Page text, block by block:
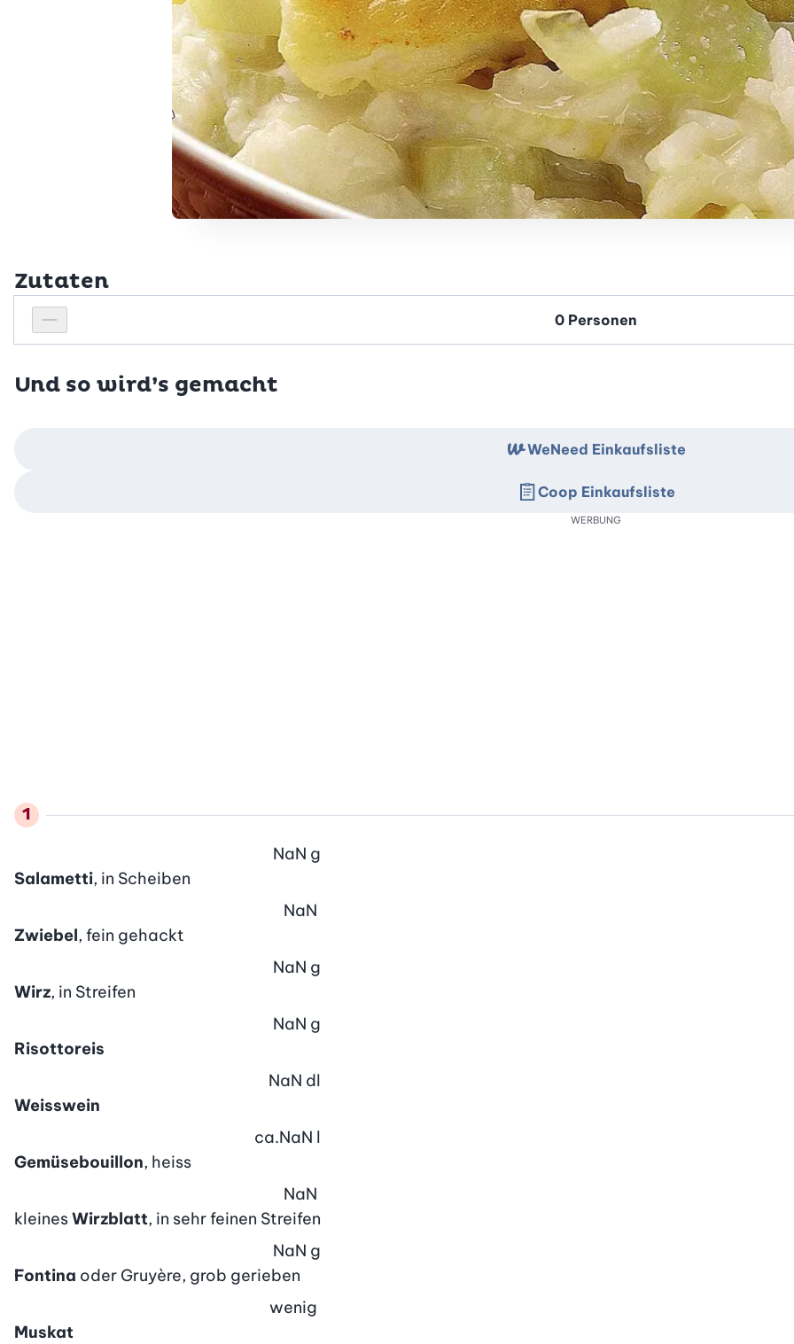
Zutaten
Personenanzahl verringern
Personenanzahl
Und so wird’s gemacht
Salametti, in Scheiben
NaN g
Zwiebel, fein gehackt
NaN
Wirz, in Streifen
NaN g
Risottoreis
NaN g
Weisswein
NaN dl
Gemüsebouillon, heiss
ca.NaN l
kleinesWirzblatt, in sehr feinen Streifen
NaN
Fontina oder Gruyère, grob gerieben
NaN g
Muskat
wenig
WeNeed Einkaufsliste
Coop Einkaufsliste
WERBUNG